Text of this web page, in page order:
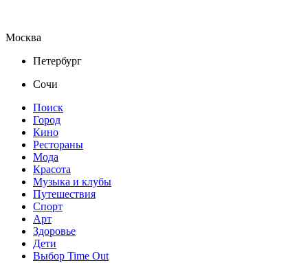
Москва
Петербург
Сочи
Поиск
Город
Кино
Рестораны
Мода
Красота
Музыка и клубы
Путешествия
Спорт
Арт
Здоровье
Дети
Выбор Time Out